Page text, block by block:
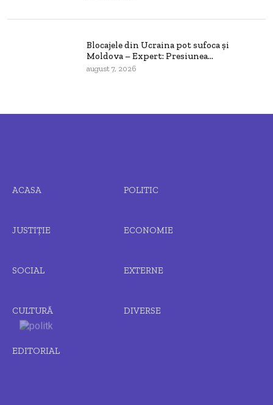
Blocajele din Ucraina pot sufoca și
Moldova – Expert: Presiunea...
august 7, 2026
ACASA POLITIC
JUSTIȚIE ECONOMIE
SOCIAL EXTERNE
CULTURĂ DIVERSE
EDITORIAL